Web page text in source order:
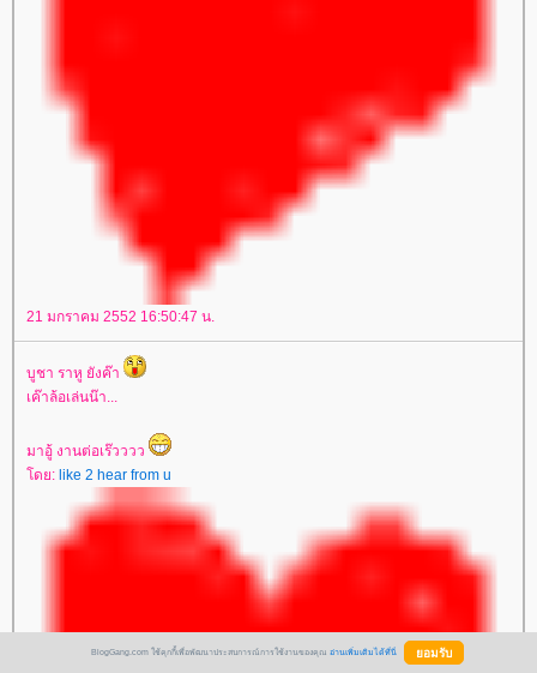
21 มกราคม 2552 16:50:47 น.
บูชา ราหู ยังค๊า
เค๊าล้อเล่นน๊า...
มาอู้ งานต่อเร๊วววว
ดย: like 2 hear from u
BlogGang.com ใช้คุกกี้เพื่อพัฒนาประสบการณ์การใช้งานของคุณ อ่านเพิ่มเติมได้ที่นี่